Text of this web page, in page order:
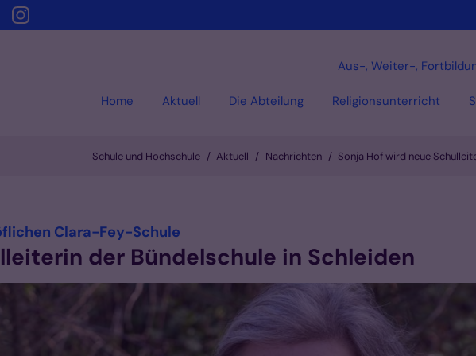
Home Aktuell Die Abteilung Religionsunterricht
Aus-, Weiter-,
Schule und Hochschule Aktuell Nachrichten Sonja Hof wird neue
Clara-Fey-Schule
der Bündelschule in Schleiden